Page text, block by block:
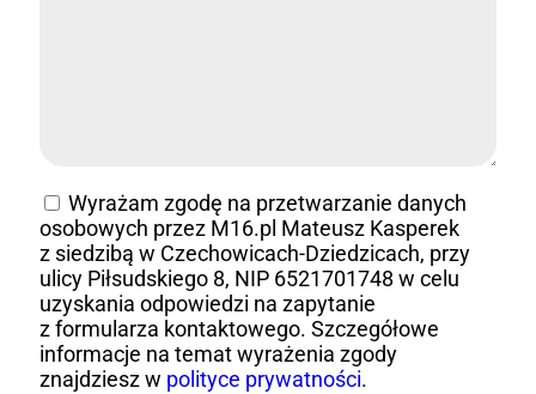
Wyrażam zgodę na przetwarzanie danych
osobowych przez M16.pl Mateusz Kasperek
z siedzibą w Czechowicach-Dziedzicach, przy
ulicy Piłsudskiego 8, NIP 6521701748 w celu
uzyskania odpowiedzi na zapytanie
z formularza kontaktowego. Szczegółowe
informacje na temat wyrażenia zgody
znajdziesz w polityce prywatności.